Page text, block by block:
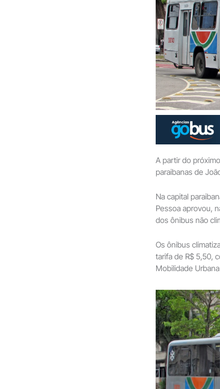
A partir do
paraibanas de
Na capital
Pessoa aprovou,
dos ônibus não
Os ônibus
tarifa de R$ 5,50,
Mobilidade